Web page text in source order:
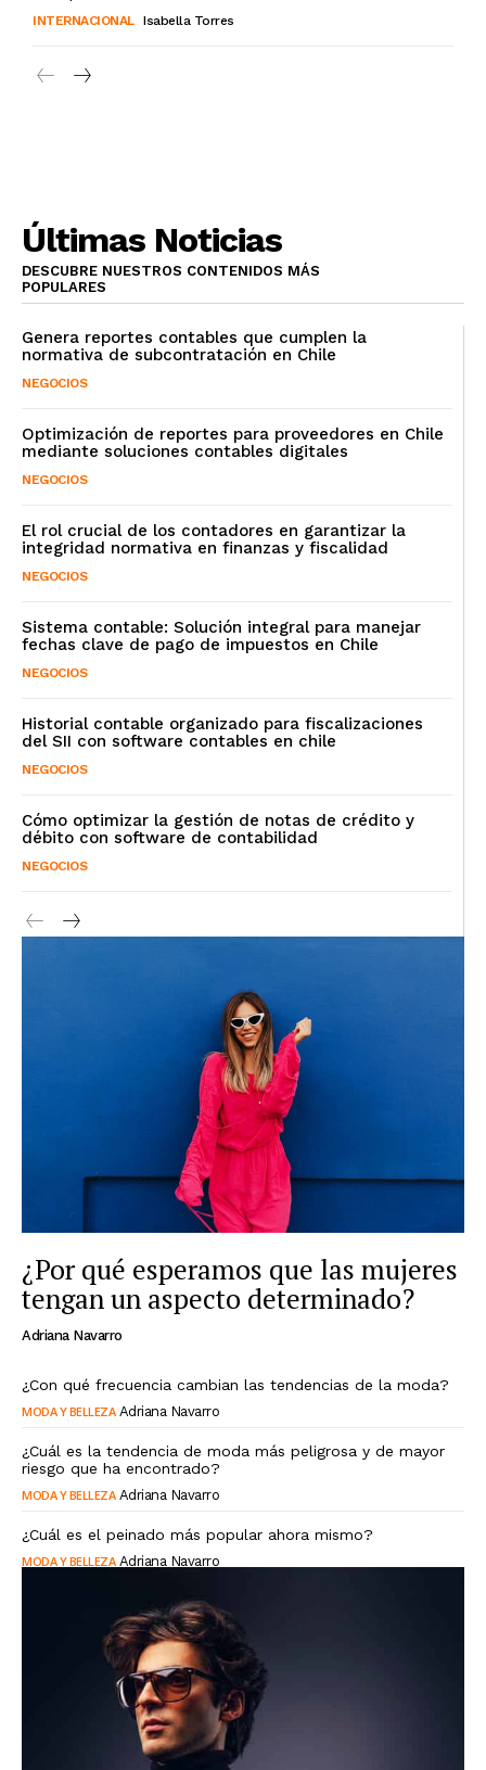
INTERNACIONAL Isabella Torres
Últimas Noticias
DESCUBRE NUESTROS CONTENIDOS MÁS
POPULARES
Genera reportes contables que cumplen la
normativa de subcontratación en Chile
NEGOCIOS
Optimización de reportes para proveedores en Chile
mediante soluciones contables digitales
NEGOCIOS
El rol crucial de los contadores en garantizar la
integridad normativa en finanzas y fiscalidad
NEGOCIOS
Sistema contable: Solución integral para manejar
fechas clave de pago de impuestos en Chile
NEGOCIOS
Historial contable organizado para fiscalizaciones
del SII con software contables en chile
NEGOCIOS
Cómo optimizar la gestión de notas de crédito y
débito con software de contabilidad
NEGOCIOS
¿Por qué esperamos que las mujeres
tengan un aspecto determinado?
Adriana Navarro
¿Con qué frecuencia cambian las tendencias de la moda?
MODA Y BELLEZA Adriana Navarro
¿Cuál es la tendencia de moda más peligrosa y de mayor
riesgo que ha encontrado?
MODA Y BELLEZA Adriana Navarro
¿Cuál es el peinado más popular ahora mismo?
MODA Y BELLEZA Adriana Navarro